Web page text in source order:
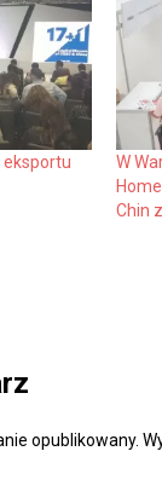
W
Chin
opublikowany.